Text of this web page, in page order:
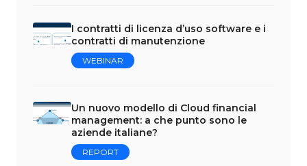
I contratti di licenza d’uso software e i
contratti di manutenzione
WEBINAR
Un nuovo modello di Cloud financial
management: a che punto sono le
aziende italiane?
REPORT